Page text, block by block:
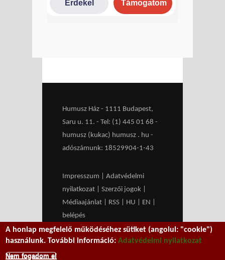
Humusz Ház - 1111 Budapest,
Saru u. 11. - Tel: (1) 445 01 68 -
humusz (kukac) humusz . hu -
adószámunk: 18529904-1-43
Impresszum
Adatvédelmi
nyilatkozat
Szerzői jogok
Médiaajánlat
RSS HU EN
belépés
We work withMXGuarddog to
prevent spam.
A honlap megfelelő működéséhez sütiket (angolul: "cookie")
használunk. További információ:Adatvédelmi nyilatkozat
Nem fogadom el